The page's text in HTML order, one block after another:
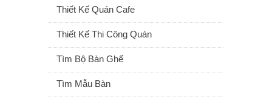
Thiết Kế Quán Cafe
Thiết Kế Thi Công Quán
Tìm Bộ Bàn Ghế
Tìm Mẫu Bàn